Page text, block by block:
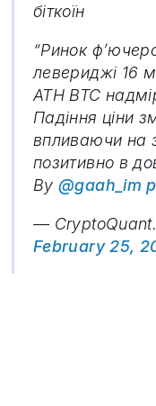
біткоїн
“Ринок
левериджі 16
ATH BTC
Падіння ціни
впливаючи на
позитивно в
By@gaah_im
—
February 25,